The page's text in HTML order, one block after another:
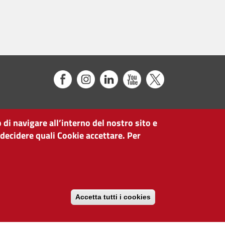
navigare all’interno del nostro sito e
quali Cookie accettare. Per
Accetta tutti i cookies